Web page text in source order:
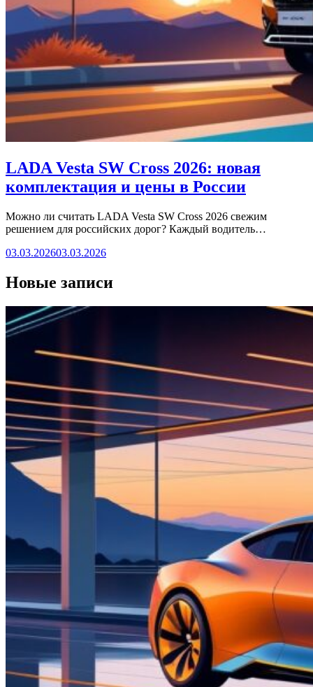
LADA Vesta SW Cross 2026: новая
комплектация и цены в России
Можно ли считать LADA Vesta SW Cross 2026 свежим
решением для российских дорог? Каждый водитель…
03.03.202603.03.2026
Новые записи